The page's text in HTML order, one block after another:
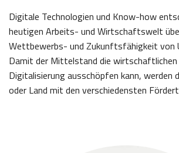
Digitale Technologien und Know-how
heutigen Arbeits- und Wirtschaftswelt
Wettbewerbs- und Zukunftsfähigkeit von
Damit der Mittelstand die
Digitalisierung ausschöpfen kann, werden
oder Land mit den verschiedensten